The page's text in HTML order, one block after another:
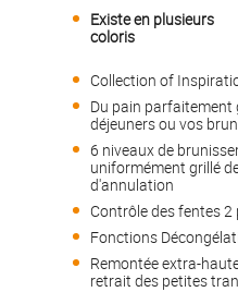
Existe en plusieurs
coloris
Collection of
Du pain parfaitement
déjeuners ou vos
6 niveaux de
uniformément grillé
d'annulation
Contrôle des fentes 2
Fonctions
Remontée extra-
retrait des petites